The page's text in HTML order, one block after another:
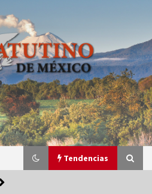
Tendencias